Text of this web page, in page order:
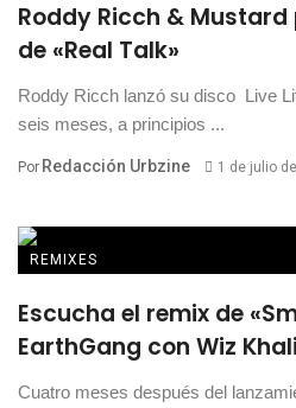
Roddy Ricch &
de «Real Talk»
Roddy Ricch lanzó su disco Live
seis meses, a principios ...
Por Redacción Urbzine 1 de julio
REMIXES
Escucha el remix de
EarthGang con Wiz
Cuatro meses después del